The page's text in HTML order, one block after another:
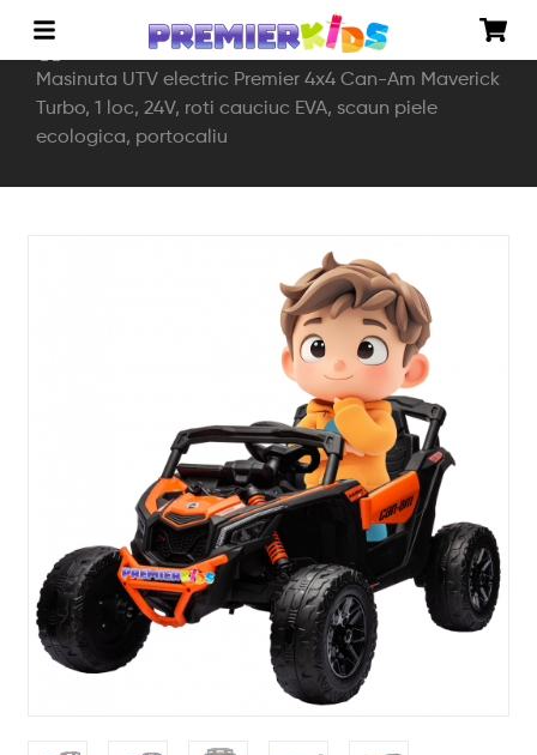
Vehicule electrice
Masinute electrice
Masinuta UTV electric Premier 4x4 Can-Am Maverick
Turbo, 1 loc, 24V, roti cauciuc EVA, scaun piele
ecologica, portocaliu